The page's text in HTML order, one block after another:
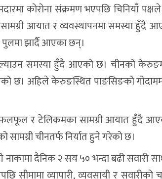
कोरोना संक्रमण भएपछि चिनियाँ
आयात र व्यवस्थापनमा समस्या हुँदै
पुलमा झार्दै आएका छन्।
ल्याउन समस्या हुँदै आएको छ। चीनको
छ। अहिले केरुङस्थित पाङसिङको
फलफूल र टेलिकमका सामग्री आयात हुँदै
चीनतर्फ निर्यात हुने गरेको छ।
दैनिक २ सय ५० भन्दा बढी सवारी
सीमामा व्यापारी, व्यवसायी र